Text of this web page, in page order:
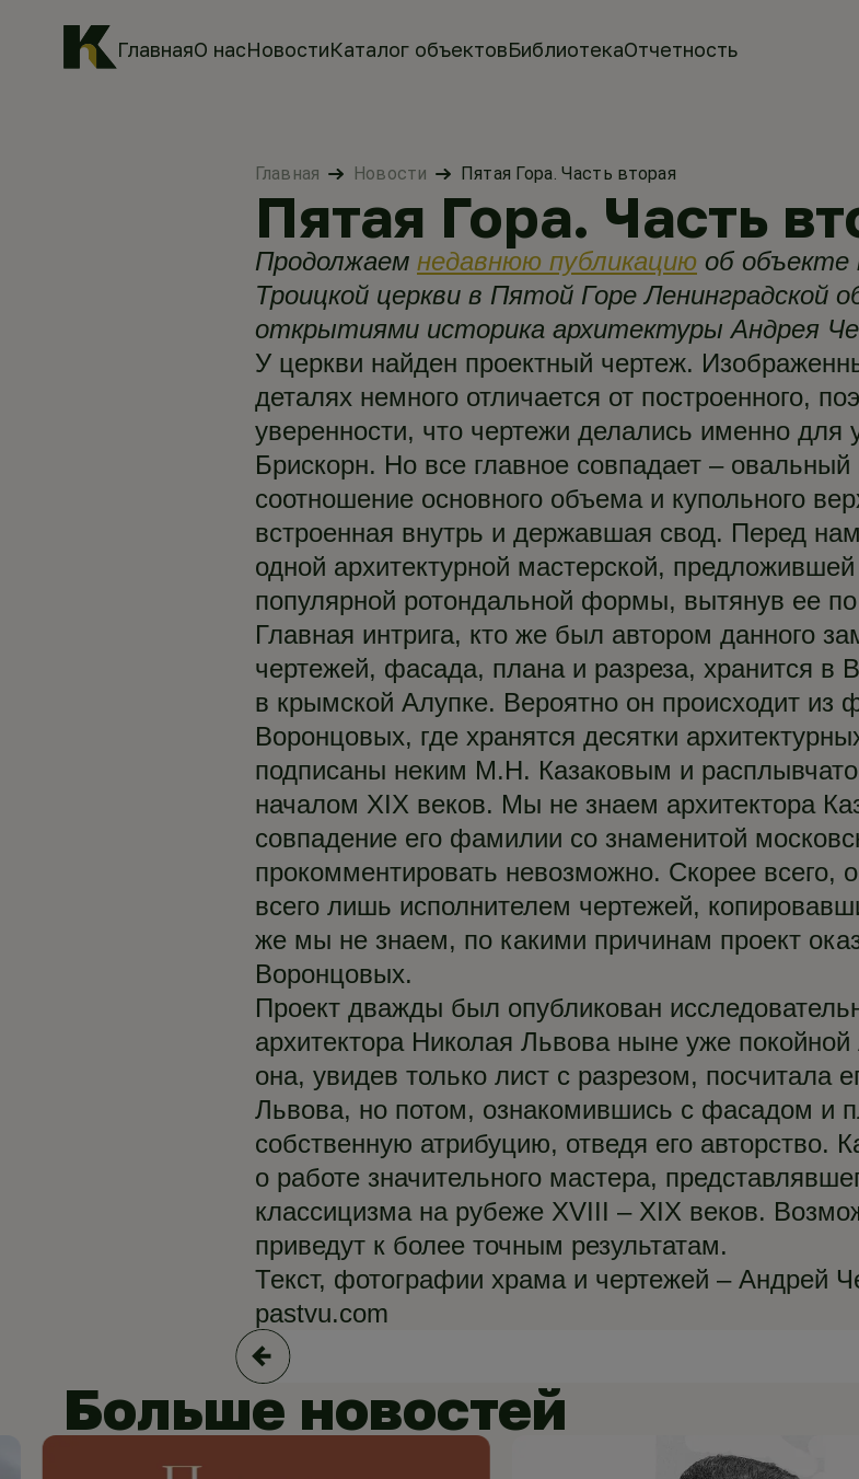
ГлавнаяО насНовостиКаталог объектовБиблиотекаОтчетность
Главная Новости Пятая Гора. Часть вторая
Пятая Гора. Часть
Продолжаем недавнюю публикацию об объекте
Троицкой церкви в Пятой Горе Ленинградской
открытиями историка архитектуры Андрея
У церкви найден проектный чертеж.
деталях немного отличается от построенного,
уверенности, что чертежи делались именно для
Брискорн. Но все главное совпадает –
соотношение основного объема и купольного
встроенная внутрь и державшая свод. Перед
одной архитектурной мастерской,
популярной ротондальной формы, вытянув ее по
Главная интрига, кто же был автором данного
чертежей, фасада, плана и разреза, хранится в
в крымской Алупке. Вероятно он происходит из
Воронцовых, где хранятся десятки
подписаны неким М.Н. Казаковым и
началом XIX веков. Мы не знаем архитектора
совпадение его фамилии со знаменитой
прокомментировать невозможно. Скорее всего,
всего лишь исполнителем чертежей,
же мы не знаем, по какими причинам проект
Воронцовых.
Проект дважды был опубликован
архитектора Николая Львова ныне уже
она, увидев только лист с разрезом, посчитала
Львова, но потом, ознакомившись с фасадом и
собственную атрибуцию, отведя его авторство.
о работе значительного мастера,
классицизма на рубеже XVIII – XIX веков.
приведут к более точным результатам.
Текст, фотографии храма и чертежей – Андрей
pastvu.com
Больше новостей